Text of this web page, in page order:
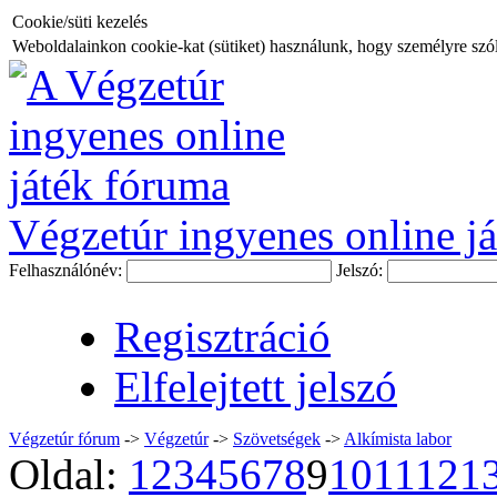
Cookie/süti kezelés
Weboldalainkon cookie-kat (sütiket) használunk, hogy személyre
Végzetúr ingyenes online
Felhasználónév: Jelszó:
Regisztráció
Elfelejtett jelszó
Végzetúr fórum -> Végzetúr-> Szövetségek -> Alkímista labor
Oldal: 123456789101112